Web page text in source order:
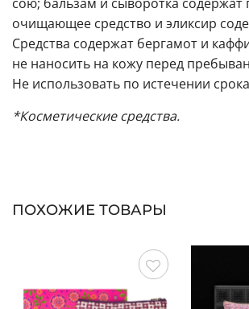
очищающее средство и эликсир
Средства содержат бергамот и
не наносить на кожу перед
Не использовать по истечении
*Косметические средства.
ПОХОЖИЕ ТОВАРЫ
Сохранить